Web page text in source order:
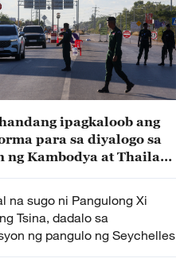
ipagkaloob ang
para sa diyalogo sa
ng Kambodya at Thailand
na sugo ni Pangulong Xi
Tsina, dadalo sa
ng pangulo ng Seychelles